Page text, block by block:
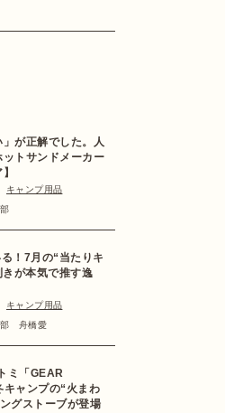
が正解でした。人
トサンドメーカー
キャンプ用品
！7月の“当たりキ
が本気で推す逸
キャンプ用品
部 舟橋愛
ミ「GEAR
ャンプの“火まわ
グストーブが登場